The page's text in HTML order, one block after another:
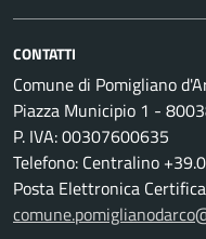
CONTATTI
Comune di Pomigliano
Piazza Municipio 1 -
P. IVA: 00307600635
Telefono: Centralino
Posta Elettronica